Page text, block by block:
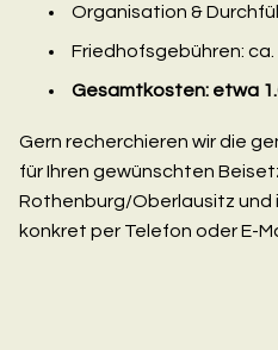
Organisation &
Friedhofsgebühren: ca.
Gesamtkosten: etwa
Gern recherchieren wir die
für Ihren gewünschten
Rothenburg/Oberlausitz und
konkret per Telefon oder E-